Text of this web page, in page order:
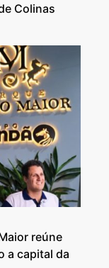
Colinas
reúne
a capital da